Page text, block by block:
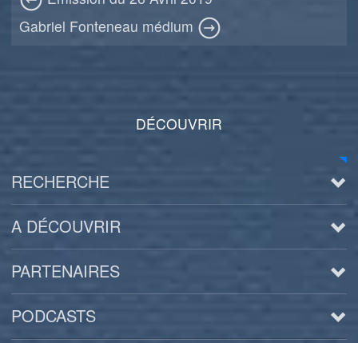
Gabriel Fonteneau médium
DÉCOUVRIR
RECHERCHE
A DÉCOUVRIR
PARTENAIRES
PODCASTS